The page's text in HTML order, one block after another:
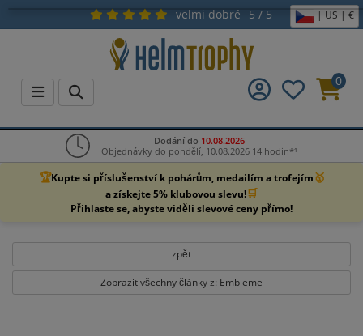
velmi dobré 5 / 5 | US | €
0
Dodání do 10.08.2026
Objednávky do pondělí, 10.08.2026 14 hodin*¹
🏆Kupte si příslušenství k pohárům, medailím a trofejím🥇
a získejte 5% klubovou slevu!🛒
Přihlaste se, abyste viděli slevové ceny přímo!
zpět
Zobrazit všechny články z: Embleme